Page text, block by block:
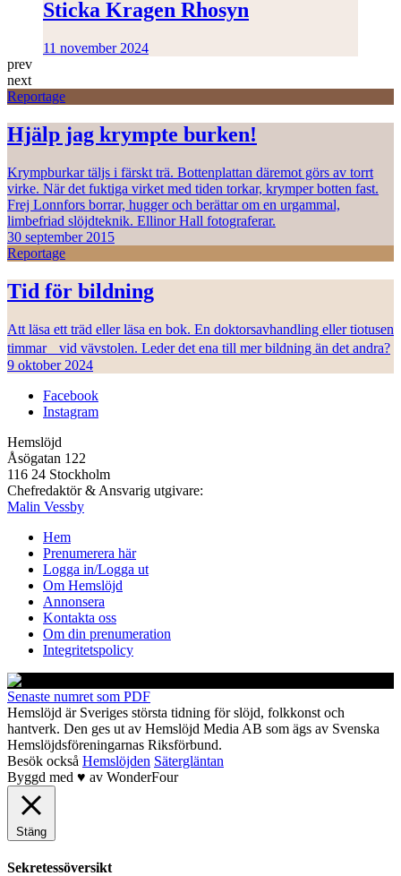
Sticka Kragen Rhosyn
11 november 2024
prev
next
Reportage
Hjälp jag krympte burken!
Krympburkar täljs i färskt trä. Bottenplattan däremot görs av torrt
virke. När det fuktiga virket med tiden torkar, krymper botten fast.
Frej Lonnfors borrar, hugger och berättar om en urgammal,
limbefriad slöjdteknik. Ellinor Hall fotograferar.
30 september 2015
Reportage
Tid för bildning
Att läsa ett träd eller läsa en bok. En doktorsavhandling eller tiotusen
timmar vid vävstolen. Leder det ena till mer bildning än det andra?
9 oktober 2024
Facebook
Instagram
Hemslöjd
Åsögatan 122
116 24 Stockholm
Chefredaktör & Ansvarig utgivare:
Malin Vessby
Hem
Prenumerera här
Logga in/Logga ut
Om Hemslöjd
Annonsera
Kontakta oss
Om din prenumeration
Integritetspolicy
Senaste numret som PDF
Hemslöjd är Sveriges största tidning för slöjd, folkkonst och
hantverk. Den ges ut av Hemslöjd Media AB som ägs av Svenska
Hemslöjdsföreningarnas Riksförbund.
Besök också Hemslöjden Sätergläntan
Byggd med ♥ av WonderFour
Stäng
Sekretessöversikt